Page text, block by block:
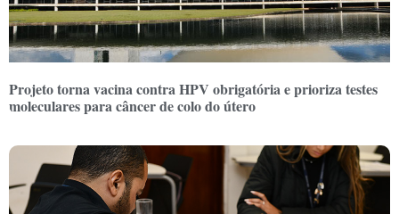
Projeto torna vacina contra HPV obrigatória e prioriza testes
moleculares para câncer de colo do útero